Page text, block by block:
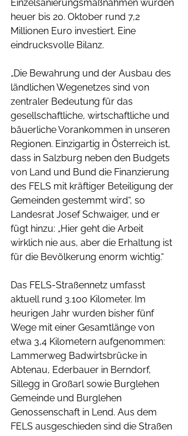
Einzelsanierungsmaßnahmen wurden
heuer bis 20. Oktober rund 7,2
Millionen Euro investiert. Eine
eindrucksvolle Bilanz.
„Die Bewahrung und der Ausbau des
ländlichen Wegenetzes sind von
zentraler Bedeutung für das
gesellschaftliche, wirtschaftliche und
bäuerliche Vorankommen in unseren
Regionen. Einzigartig in Österreich ist,
dass in Salzburg neben den Budgets
von Land und Bund die Finanzierung
des FELS mit kräftiger Beteiligung der
Gemeinden gestemmt wird“, so
Landesrat Josef Schwaiger, und er
fügt hinzu: „Hier geht die Arbeit
wirklich nie aus, aber die Erhaltung ist
für die Bevölkerung enorm wichtig.“
Das FELS-Straßennetz umfasst
aktuell rund 3.100 Kilometer. Im
heurigen Jahr wurden bisher fünf
Wege mit einer Gesamtlänge von
etwa 3,4 Kilometern aufgenommen:
Lammerweg Badwirtsbrücke in
Abtenau, Ederbauer in Berndorf,
Sillegg in Großarl sowie Burglehen
Gemeinde und Burglehen
Genossenschaft in Lend. Aus dem
FELS ausgeschieden sind die Straßen